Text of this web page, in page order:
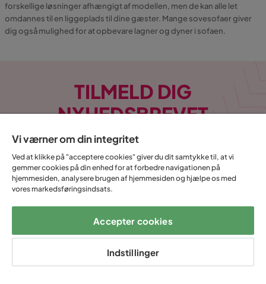
forskellige løsninger afhængigt af modellen, men de kan alle let
omdannes til en liggeplads til dine gæster. Mange sovesofaer giver
dig også mulighed for at opbevare lagner og dyner i sofaen.
TILMELD DIG
NYHEDSBREVET
E-mail
Ved at indtaste min e-mailadresse bekræfter jeg, at jeg gerne vil
mine personlige oplysninger, for at kunne sende
markedsføringsmateriale tilpasset mig, i henhold til Trademax
Vi værner om din integritet
Ved at klikke på "acceptere cookies" giver du dit samtykke til, at vi
gemmer cookies på din enhed for at forbedre navigationen på
hjemmesiden, analysere brugen af hjemmesiden og hjælpe os med
vores markedsføringsindsats.
Accepter cookies
Indstillinger